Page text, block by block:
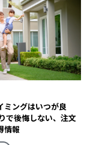
ミングはいつが良
で後悔しない、注文
情報